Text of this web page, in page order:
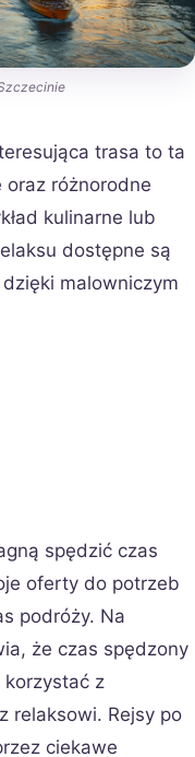
trasa to ta
różnorodne
kulinarne lub
dostępne są
malowniczym
spędzić czas
oferty do potrzeb
podróży. Na
że czas spędzony
z
relaksowi. Rejsy po
ciekawe